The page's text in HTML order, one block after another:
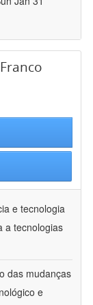
e tecnologia
a tecnologias
das mudanças
e